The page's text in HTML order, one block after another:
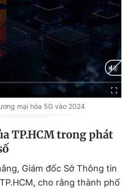
thuộc về Báo Thanh Niên. Cấm sao
nếu không có sự chấp thuận bằng văn
JSC.
mại hóa 5G vào 2024
TP.HCM trong phát
Giám đốc Sở Thông tin
cho rằng thành phố